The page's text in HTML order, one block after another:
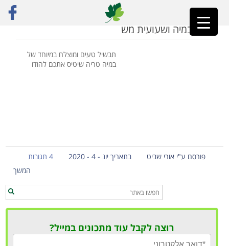
ראשי»איך מכינים קארי
קארי במיה ושעועית מש
תבשיל טעים ומוצלח במיוחד של
במיה טריה שיטיס אתכם להודו
פורסם ע"י אורי שביט בתאריך יונ - 4 - 2020
4 תגובות
המשך
רוצה לקבל עוד מתכונים במייל?